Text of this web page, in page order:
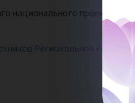
национального проекта
Региональной